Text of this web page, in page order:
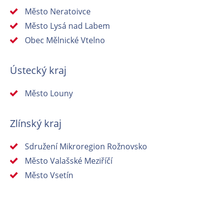
Město Neratoivce
Město Lysá nad Labem
Obec Mělnické Vtelno
Ústecký kraj
Město Louny
Zlínský kraj
Sdružení Mikroregion Rožnovsko
Město Valašské Meziříčí
Město Vsetín